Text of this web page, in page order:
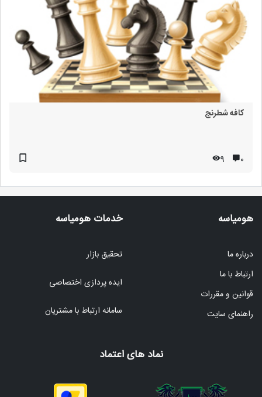
کافه شطرنج
۰ 9
هومیاسه
درباره ما
ارتباط با ما
قوانین و مقررات
راهنمای سایت
خدمات هومیاسه
تحقیق بازار
ایده پردازی اختصاصی
سامانه ارتباط با مشتریان
نماد های اعتماد